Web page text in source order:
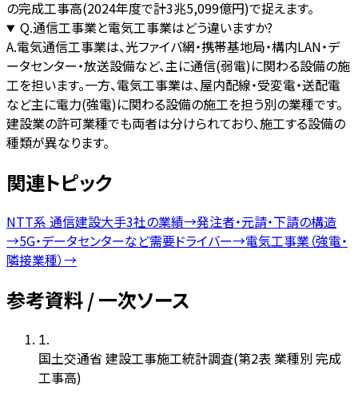
の完成工事高(2024年度で計3兆5,099億円)で捉えます。
Q.通信工事業と電気工事業はどう違いますか?
A.電気通信工事業は、光ファイバ網・携帯基地局・構内LAN・デ
ータセンター・放送設備など、主に通信(弱電)に関わる設備の施
工を担います。一方、電気工事業は、屋内配線・受変電・送配電
など主に電力(強電)に関わる設備の施工を担う別の業種です。
建設業の許可業種でも両者は分けられており、施工する設備の
種類が異なります。
関連トピック
NTT系 通信建設大手3社の業績→発注者・元請・下請の構造
→5G・データセンターなど需要ドライバー→電気工事業（強電・
隣接業種）→
参考資料 / 一次ソース
1.
国土交通省 建設工事施工統計調査(第2表 業種別 完成
工事高)